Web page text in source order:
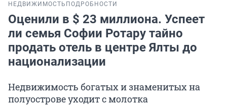
НЕДВИЖИМОСТЬ ПОДРОБНОСТИ
Оценили в $ 23 миллиона. Успеет
ли семья Софии Ротару тайно
продать отель в центре Ялты до
национализации
Недвижимость богатых и знаменитых на
полуострове уходит с молотка